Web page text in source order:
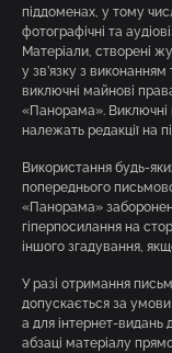
піддоменах, у тому
фотографічні та
Матеріали, створені
у зв’язку з
виключні майнові
«Панорама». Виключні
належать редакції на
Використання будь-
попереднього
«Панорама»
гіперпосилання на
іншого згадування,
У разі отримання
допускається за умови
а для інтернет-
абзаці матеріалу